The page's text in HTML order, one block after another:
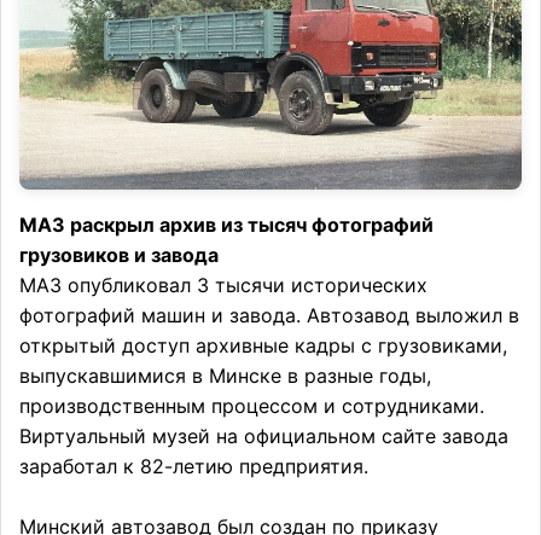
МАЗ раскрыл архив из тысяч фотографий
грузовиков и завода
МАЗ опубликовал 3 тысячи исторических
фотографий машин и завода. Автозавод выложил в
открытый доступ архивные кадры с грузовиками,
выпускавшимися в Минске в разные годы,
производственным процессом и сотрудниками.
Виртуальный музей на официальном сайте завода
заработал к 82-летию предприятия.
Минский автозавод был создан по приказу